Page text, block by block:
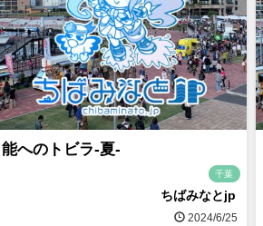
能へのトビラ-夏-
千葉
ちばみなとjp
2024/6/25